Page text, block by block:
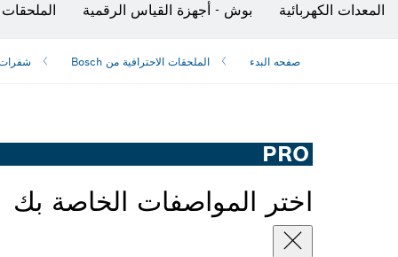
المعدات الكهربائية بوش - أجهزة القياس الرقمية
صفحه البدء الملحقات الاحترافية من Bosch
PRO
اختر المواصفات الخاصة بك